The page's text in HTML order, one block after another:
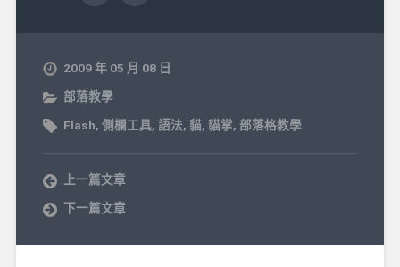
2009 年 05 月 08 日
部落教學
Flash, 側欄工具, 語法, 貓, 貓掌, 部落格教學
上一篇文章
下一篇文章